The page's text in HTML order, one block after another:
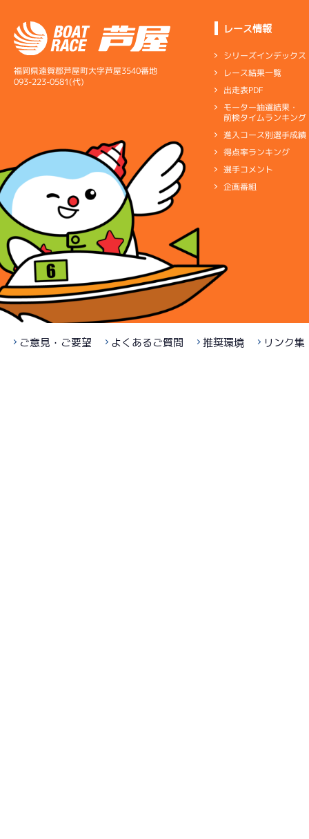
福岡県遠賀郡芦屋町大字芦屋3540番地
093-223-0581(代)
レース情報
シリーズインデックス
レース結果一覧
出走表PDF
モーター抽選結果・
前検タイムランキング
進入コース別選手成績
得点率ランキング
選手コメント
企画番組
ご意見・ご要望 よくあるご質問 推奨環境 リンク集